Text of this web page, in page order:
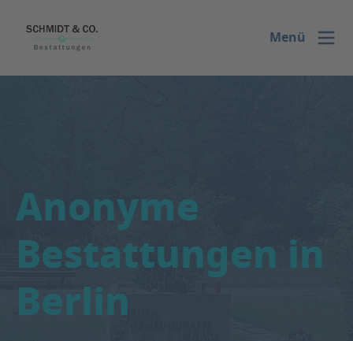
ASV Menü
Anonyme
Bestattungen in
Berlin